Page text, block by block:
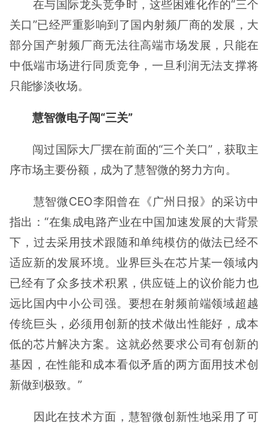
在与国际龙头竞争时，这些困难化作的“三个
关口”已经严重影响到了国内射频厂商的发展，大
部分国产射频厂商无法往高端市场发展，只能在
中低端市场进行同质竞争，一旦利润无法支撑将
只能惨淡收场。
慧智微电子闯“三关”
闯过国际大厂摆在前面的“三个关口”，获取主
序市场主要份额，成为了慧智微的努力方向。
慧智微CEO李阳曾在《广州日报》的采访中
指出：“在集成电路产业在中国加速发展的大背景
下，过去采用技术跟随和单纯模仿的做法已经不
适应新的发展环境。业界巨头在芯片某一领域内
已经有了众多技术积累，供应链上的议价能力也
远比国内中小公司强。要想在射频前端领域超越
传统巨头，必须用创新的技术做出性能好，成本
低的芯片解决方案。这就必然要求公司有创新的
基因，在性能和成本看似矛盾的两方面用技术创
新做到极致。”
因此在技术方面，慧智微创新性地采用了可